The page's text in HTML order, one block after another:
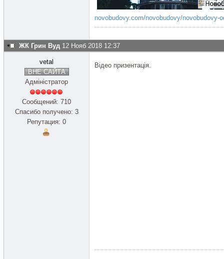
novobudovy.com/novobudovy/novobudovy-
ЖК Грин Вуд 12 Нояб 2018 12:37
vetal
ВНЕ САЙТА
Адміністратор
Сообщений: 710
Спасибо получено: 3
Репутация: 0
Відео призентація.